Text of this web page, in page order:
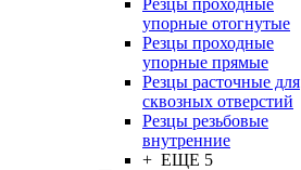
Резцы проходные
упорные отогнутые
Резцы проходные
упорные прямые
Резцы расточные для
сквозных отверстий
Резцы резьбовые
внутренние
+ ЕЩЕ 5